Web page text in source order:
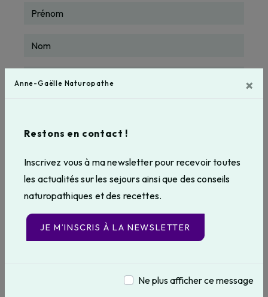
Anne-Gaëlle Naturopathe ×
Restons en contact !
Inscrivez vous à ma newsletter pour recevoir toutes
les actualités sur les sejours ainsi que des conseils
naturopathiques et des recettes.
JE M’INSCRIS À LA NEWSLETTER
Ne plus afficher ce message